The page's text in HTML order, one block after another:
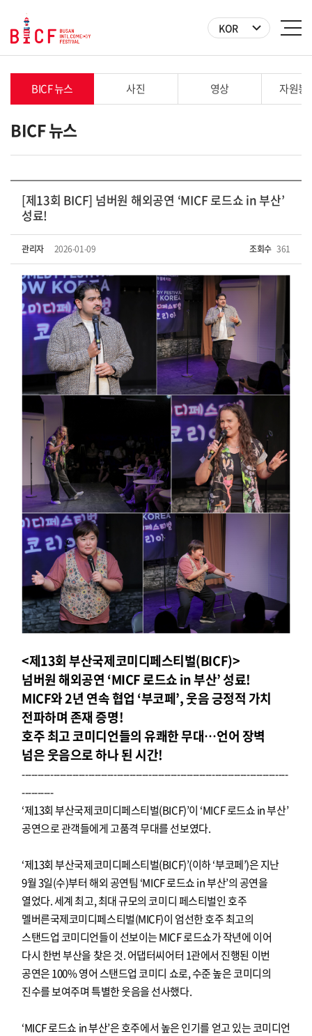
KOR
BICF 뉴스 사진 영상 자원봉
BICF 뉴스
[제13회 BICF] 넘버원 해외공연 ‘MICF 로드쇼 in 부산’
성료!
관리자 2026-01-09 조회수 361
<제13회 부산국제코미디페스티벌(BICF)>
넘버원 해외공연 ‘MICF 로드쇼 in 부산’ 성료!
MICF와 2년 연속 협업 ‘부코페’, 웃음 긍정적 가치
전파하며 존재 증명!
호주 최고 코미디언들의 유쾌한 무대…언어 장벽
넘은 웃음으로 하나 된 시간!
------------------------------------------------------------------------------------
----------
‘제13회 부산국제코미디페스티벌(BICF)’이 ‘MICF 로드쇼 in 부산’
공연으로 관객들에게 고품격 무대를 선보였다.
‘제13회 부산국제코미디페스티벌(BICF)’(이하 ‘부코페’)은 지난
9월 3일(수)부터 해외 공연팀 ‘MICF 로드쇼 in 부산’의 공연을
열었다. 세계 최고, 최대 규모의 코미디 페스티벌인 호주
멜버른국제코미디페스티벌(MICF)이 엄선한 호주 최고의
스탠드업 코미디언들이 선보이는 MICF 로드쇼가 작년에 이어
다시 한번 부산을 찾은 것. 어댑터씨어터 1관에서 진행된 이번
공연은 100% 영어 스탠드업 코미디 쇼로, 수준 높은 코미디의
진수를 보여주며 특별한 웃음을 선사했다.
‘MICF 로드쇼 in 부산’은 호주에서 높은 인기를 얻고 있는 코미디언